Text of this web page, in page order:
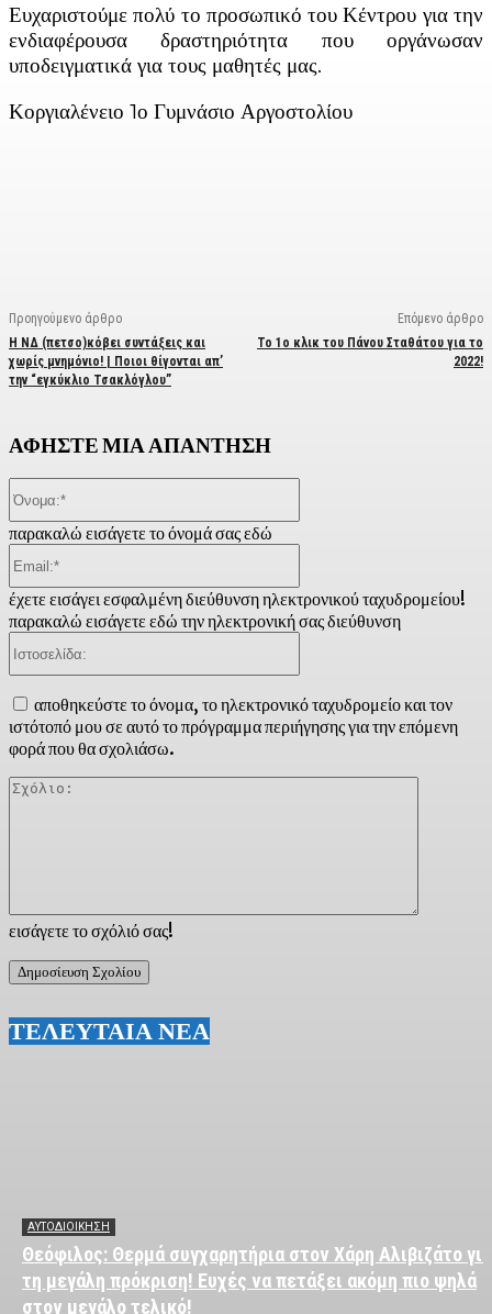
Ευχαριστούμε πολύ το προσωπικό του Κέντρου για την
ενδιαφέρουσα δραστηριότητα που οργάνωσαν
υποδειγματικά για τους μαθητές μας.
Κοργιαλένειο 1ο Γυμνάσιο Αργοστολίου
Προηγούμενο άρθρο
Η ΝΔ (πετσο)κόβει συντάξεις και
χωρίς μνημόνιο! | Ποιοι θίγονται απ’
την “εγκύκλιο Τσακλόγλου”
Επόμενο άρθρο
Το 1ο κλικ του Πάνου Σταθάτου για το
2022!
ΑΦΗΣΤΕ ΜΙΑ ΑΠΑΝΤΗΣΗ
εισάγετε το σχόλιό σας!
παρακαλώ εισάγετε το όνομά σας εδώ
έχετε εισάγει εσφαλμένη διεύθυνση ηλεκτρονικού ταχυδρομείου!
παρακαλώ εισάγετε εδώ την ηλεκτρονική σας διεύθυνση
αποθηκεύστε το όνομα, το ηλεκτρονικό ταχυδρομείο και τον
ιστότοπό μου σε αυτό το πρόγραμμα περιήγησης για την επόμενη
φορά που θα σχολιάσω.
ΤΕΛΕΥΤΑΙΑ ΝΕΑ
ΑΥΤΟΔΙΟΙΚΗΣΗ
Θεόφιλος: Θερμά συγχαρητήρια στον Χάρη Αλιβιζάτο για
τη μεγάλη πρόκριση! Ευχές να πετάξει ακόμη πιο ψηλά
στον μεγάλο τελικό!